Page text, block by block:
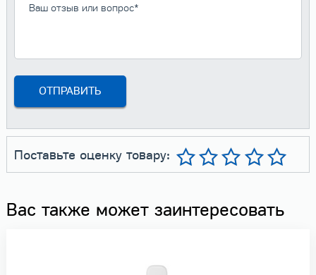
Поставьте оценку товару:
Вас также может заинтересовать